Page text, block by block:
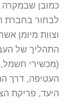
כמובן
לבחור בחברת
וצוות מיומן
התהליך של
(מכשירי
העטיפה, דרך
היעד, פריקת